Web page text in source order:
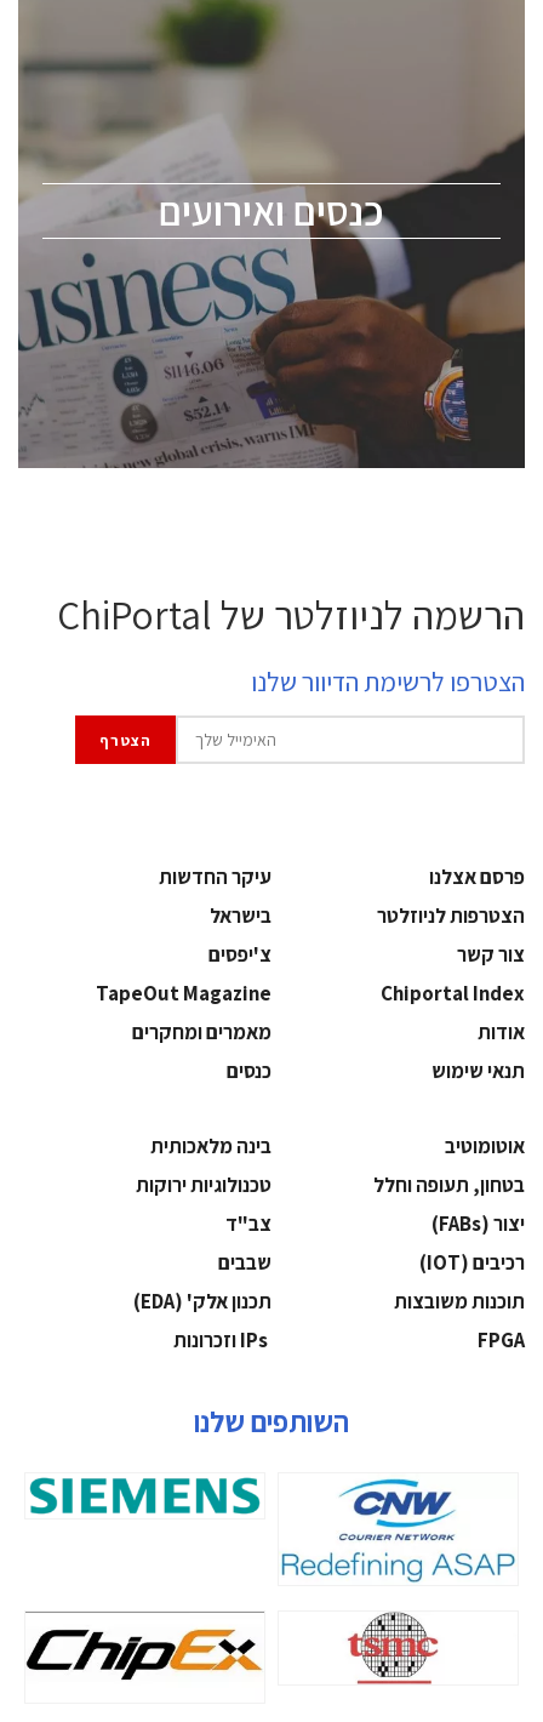
כנסים ואירועים
כנסים ואירועים
לכל העוסקים בתעשיית הסמיקונדקטור כולל מהנדסים,
ChipEx2026 will be held on May 12-13, 2026. The
conference is intended for everyone involved in the
semiconductor industry, including engineers,
professional experts, and senior executives.
לחץ לפרטים
הרשמה לניוזלטר של ChiPortal
הצטרפו לרשימת הדיוור שלנו
פרסם אצלנו
עיקר החדשות
הצטרפות לניוזלטר
בישראל
צור קשר
צ'יפסים
Chiportal Index
TapeOut Magazine
אודות
מאמרים ומחקרים
תנאי שימוש
כנסים
אוטומוטיב
בינה מלאכותית
בטחון, תעופה וחלל
‫טכנולוגיות ירוקות‬
‫יצור (‪(FABs‬‬
‫צב"ד‬
‫רכיבים‬ (IOT)
‫שבבים‬
‫תוכנות משובצות‬
‫תכנון אלק' (‪(EDA‬‬
‫‪FPGA‬‬
השותפים שלנו